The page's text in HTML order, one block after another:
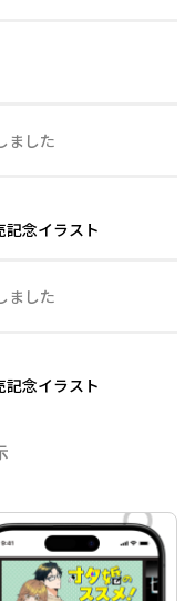
ました
記念イラスト
ました
記念イラスト